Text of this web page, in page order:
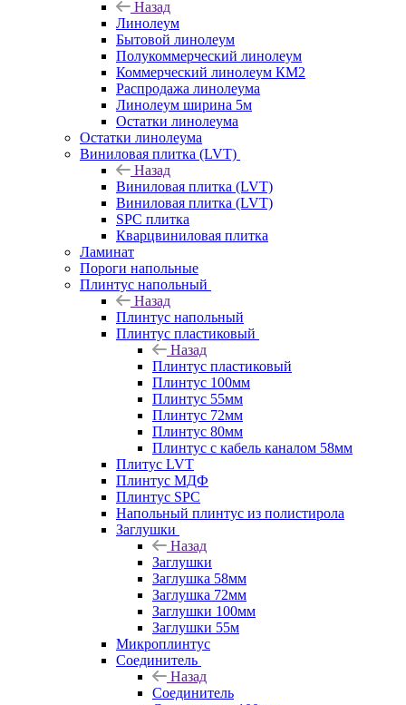
Назад
Линолеум
Бытовой линолеум
Полукоммерческий линолеум
Коммерческий линолеум КМ2
Распродажа линолеума
Линолеум ширина 5м
Остатки линолеума
Остатки линолеума
Виниловая плитка (LVT)
Назад
Виниловая плитка (LVT)
Виниловая плитка (LVT)
SPC плитка
Кварцвиниловая плитка
Ламинат
Пороги напольные
Плинтус напольный
Назад
Плинтус напольный
Плинтус пластиковый
Назад
Плинтус пластиковый
Плинтус 100мм
Плинтус 55мм
Плинтус 72мм
Плинтус 80мм
Плинтус с кабель каналом 58мм
Плитус LVT
Плинтус МДФ
Плинтус SPC
Напольный плинтус из полистирола
Заглушки
Назад
Заглушки
Заглушка 58мм
Заглушка 72мм
Заглушки 100мм
Заглушки 55м
Микроплинтус
Соединитель
Назад
Соединитель